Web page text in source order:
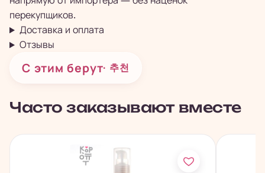
перекупщиков.
Доставка и оплата
Отзывы
С этим берут· 추천
Часто заказывают вместе